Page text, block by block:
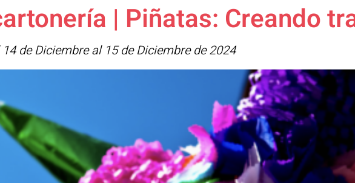
| Piñatas: Creando
14 de Diciembre al 15 de Diciembre de 2024